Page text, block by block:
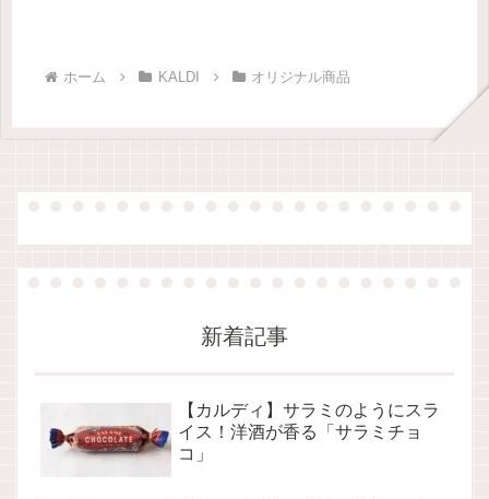
ホーム KALDI オリジナル商品
新着記事
【カルディ】サラミのようにスラ
イス！洋酒が香る「サラミチョ
コ」